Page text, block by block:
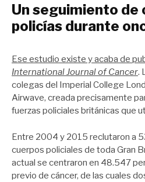
Un seguimiento
policías durante
Ese estudio existe y acaba de
International Journal of Cancer.
colegas del Imperial College
Airwave, creada precisamente
fuerzas policiales británicas que
Entre 2004 y 2015 reclutaron a
cuerpos policiales de toda Gran
actual se centraron en 48.547
previo de cáncer, de las cuales